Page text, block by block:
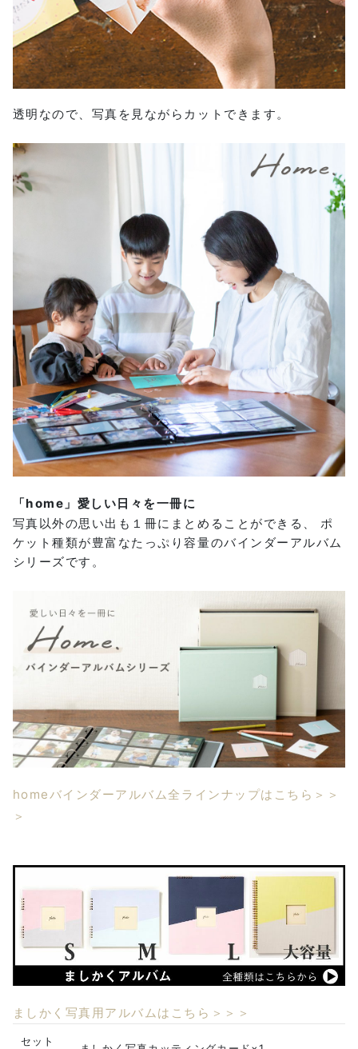
透明なので、写真を見ながらカットできます。
「home」愛しい日々を一冊に
写真以外の思い出も１冊にまとめることができる、 ポ
ケット種類が豊富なたっぷり容量のバインダーアルバム
シリーズです。
homeバインダーアルバム全ラインナップはこちら＞＞
＞
ましかく写真用アルバムはこちら＞＞＞
セット